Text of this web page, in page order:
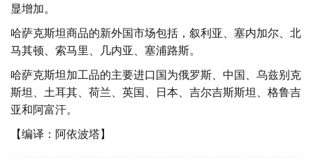
显增加。
哈萨克斯坦商品的新外国市场包括，叙利亚、塞内加尔、北
马其顿、索马里、几内亚、塞浦路斯。
哈萨克斯坦加工品的主要进口国为俄罗斯、中国、乌兹别克
斯坦、土耳其、荷兰、英国、日本、吉尔吉斯斯坦、格鲁吉
亚和阿富汗。
【编译：阿依波塔】